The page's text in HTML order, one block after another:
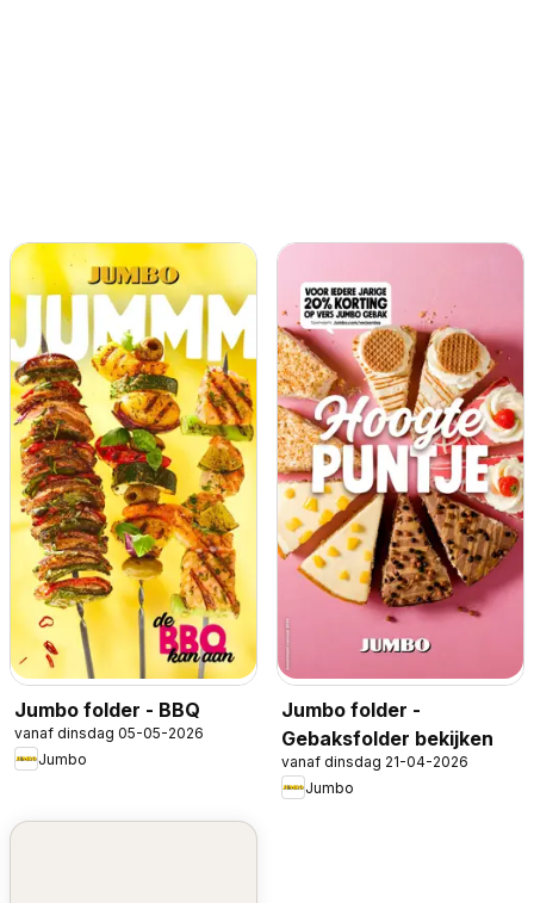
Jumbo folder - BBQ
vanaf dinsdag 05-05-2026
Jumbo
Jumbo folder -
Gebaksfolder bekijken
vanaf dinsdag 21-04-2026
Jumbo